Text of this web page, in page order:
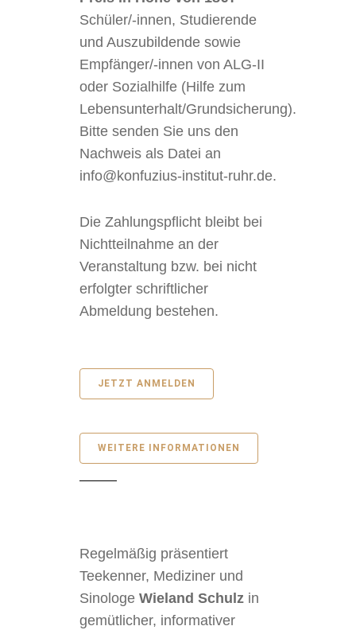
Schüler/-innen, Studierende
und Auszubildende sowie
Empfänger/-innen von ALG-II
oder Sozialhilfe (Hilfe zum
Lebensunterhalt/Grundsicherung).
Bitte senden Sie uns den
Nachweis als Datei an
info@konfuzius-institut-ruhr.de.
Die Zahlungspflicht bleibt bei
Nichtteilnahme an der
Veranstaltung bzw. bei nicht
erfolgter schriftlicher
Abmeldung bestehen.
JETZT ANMELDEN
WEITERE INFORMATIONEN
Regelmäßig präsentiert
Teekenner, Mediziner und
Sinologe Wieland Schulz in
gemütlicher, informativer